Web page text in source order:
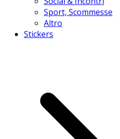
Sport, Scommesse
Altro
Stickers